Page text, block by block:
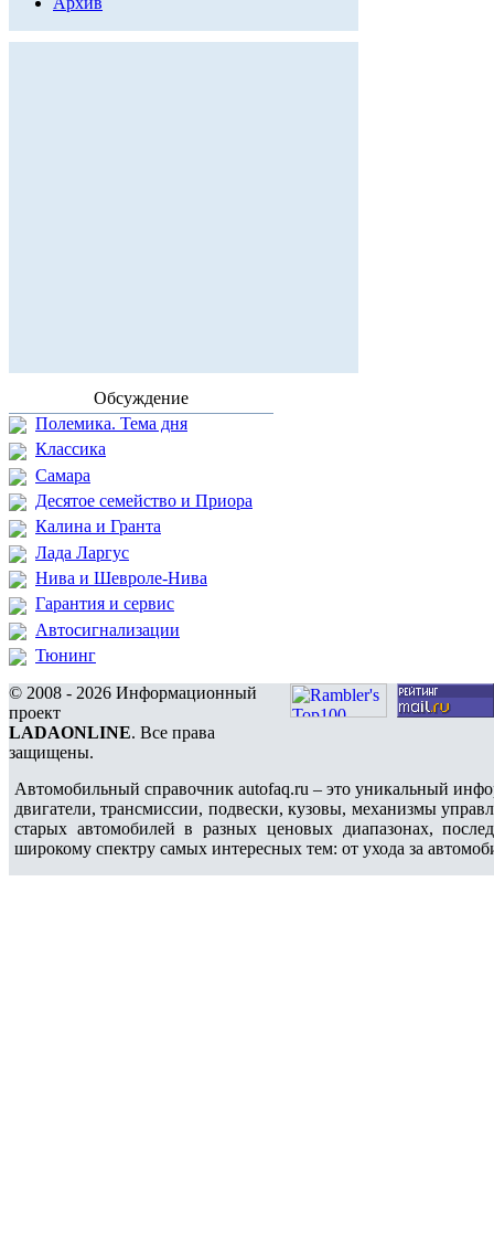
Обсуждение
Полемика. Тема дня
Классика
Самара
Десятое семейство и Приора
Калина и Гранта
Лада Ларгус
Нива и Шевроле-Нива
Гарантия и сервис
Автосигнализации
Тюнинг
© 2008 - 2026 Информационный
проект
LADAONLINE. Все права
защищены.
Автомобильный справочник autofaq.ru – это уникальный
двигатели, трансмиссии, подвески, кузовы, механизмы
старых автомобилей в разных ценовых диапазонах,
широкому спектру самых интересных тем: от ухода за